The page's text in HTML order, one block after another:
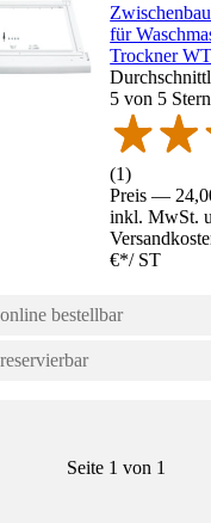
für
Trockner
5 von 5
(1)
Preis —
inkl. MwSt.
€*/ ST
bestellbar
Seite 1 von 1